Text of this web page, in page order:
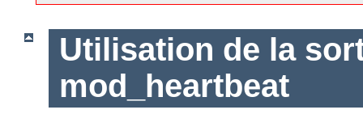
Utilisation de la
mod_heartbeat